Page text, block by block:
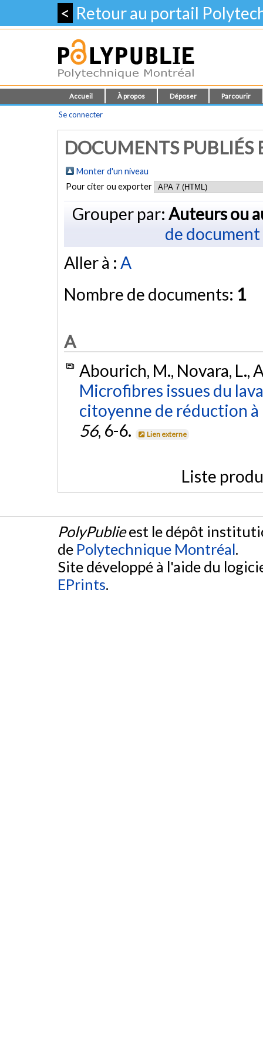
< Retour au portail
Accueil À propos Déposer Parcourir
Se connecter
DOCUMENTS PUBLIÉS
Monter d'un niveau
Pour citer ou exporter
Grouper par: Auteurs ou
de document
Aller à : A
Nombre de documents: 1
A
Abourich, M., Novara, L.,
Microfibres issues du
citoyenne de réduction à
56, 6-6. Lien externe
Liste
PolyPublieest le dépôt
de Polytechnique Montréal.
Site développé à l'aide du
EPrints.